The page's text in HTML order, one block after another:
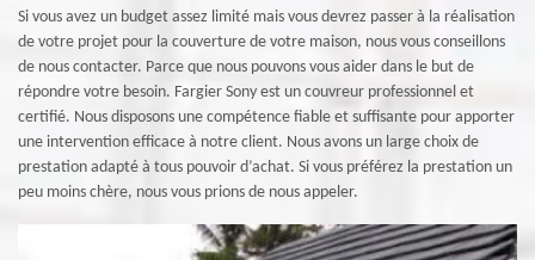
Si vous avez un budget assez limité mais vous devrez passer à la réalisation
de votre projet pour la couverture de votre maison, nous vous conseillons
de nous contacter. Parce que nous pouvons vous aider dans le but de
répondre votre besoin. Fargier Sony est un couvreur professionnel et
certifié. Nous disposons une compétence fiable et suffisante pour apporter
une intervention efficace à notre client. Nous avons un large choix de
prestation adapté à tous pouvoir d’achat. Si vous préférez la prestation un
peu moins chère, nous vous prions de nous appeler.